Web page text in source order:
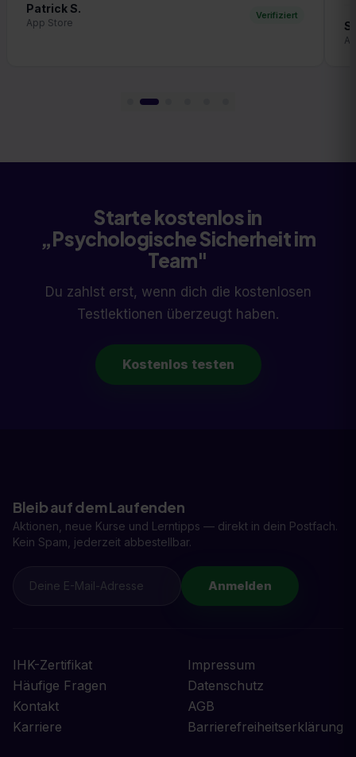
Patrick S.
App Store
Verifiziert
Starte kostenlos in
„Psychologische Sicherheit im
Team"
Du zahlst erst, wenn dich die kostenlosen
Testlektionen überzeugt haben.
Kostenlos testen
Bleib auf dem Laufenden
Aktionen, neue Kurse und Lerntipps — direkt in dein Postfach.
Kein Spam, jederzeit abbestellbar.
Anmelden
IHK-Zertifikat
Häufige Fragen
Kontakt
Karriere
Impressum
Datenschutz
AGB
Barrierefreiheitserklärung